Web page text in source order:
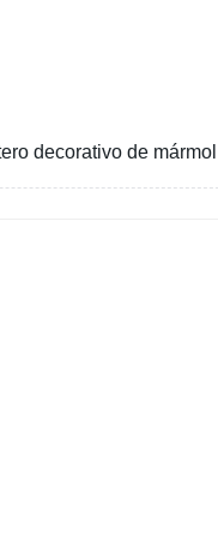
decorativo de